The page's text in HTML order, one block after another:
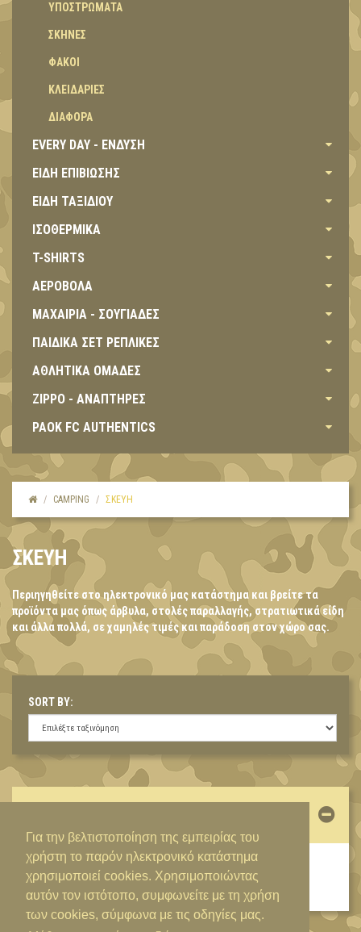
Για την βελτιστοποίηση της εμπειρίας του
χρήστη το παρόν ηλεκτρονικό κατάστημα
χρησιμοποιεί cookies. Χρησιμοποιώντας
αυτόν τον ιστότοπο, συμφωνείτε με τη χρήση
των cookies, σύμφωνα με τις οδηγίες μας.
ΥΠΟΣΤΡΩΜΑΤΑ
ΣΚΗΝΕΣ
ΦΑΚΟΙ
ΚΛΕΙΔΑΡΙΕΣ
ΔΙΑΦΟΡΑ
EVERY DAY - ΕΝΔΥΣΗ
ΕΙΔΗ ΕΠΙΒΙΩΣΗΣ
ΕΙΔΗ ΤΑΞΙΔΙΟΥ
ΙΣΟΘΕΡΜΙΚΑ
T-SHIRTS
ΑΕΡΟΒΟΛΑ
ΜΑΧΑΙΡΙΑ - ΣΟΥΓΙΑΔΕΣ
ΠΑΙΔΙΚΑ ΣΕΤ ΡΕΠΛΙΚΕΣ
ΑΘΛΗΤΙΚΑ ΟΜΑΔΕΣ
ZIPPO - ΑΝΑΠΤΗΡΕΣ
PAOK FC AUTHENTICS
CAMPING ΣΚΕΥΗ
ΣΚΕΥΗ
Περιηγηθείτε στο ηλεκτρονικό μας κατάστημα και βρείτε τα
προϊόντα μας όπως άρβυλα, στολές παραλλαγής, στρατιωτικά είδη
και άλλα πολλά, σε χαμηλές τιμές και παράδοση στον χώρο σας.
SORT BY:
ΕΊΣΟΔΟΣ / ΔΗΜΙΟΥΡΓΊΑ ΛΟΓΑΡΙΑΣΜΟΎ